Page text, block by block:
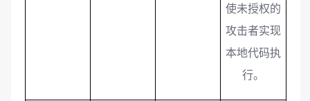
使未授权的
攻击者实现
本地代码执
行。